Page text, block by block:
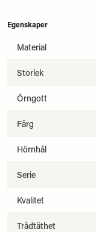
Egenskaper
Material
Storlek
Örngott
Färg
Hörnhål
Serie
Kvalitet
Trådtäthet